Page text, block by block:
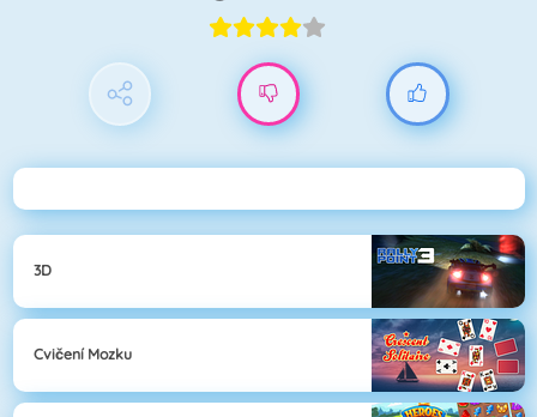
3D
Cvičení Mozku